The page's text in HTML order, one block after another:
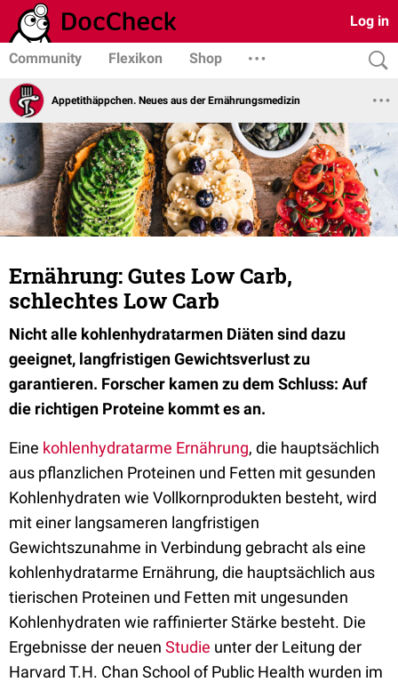
Log in
Community Flexikon Shop
Appetithäppchen. Neues aus der Ernährungsmedizin
Ernährung: Gutes Low Carb,
schlechtes Low Carb
Nicht alle kohlenhydratarmen Diäten sind dazu
geeignet, langfristigen Gewichtsverlust zu
garantieren. Forscher kamen zu dem Schluss: Auf
die richtigen Proteine kommt es an.
Eine kohlenhydratarme Ernährung, die hauptsächlich
aus pflanzlichen Proteinen und Fetten mit gesunden
Kohlenhydraten wie Vollkornprodukten besteht, wird
mit einer langsameren langfristigen
Gewichtszunahme in Verbindung gebracht als eine
kohlenhydratarme Ernährung, die hauptsächlich aus
tierischen Proteinen und Fetten mit ungesunden
Kohlenhydraten wie raffinierter Stärke besteht. Die
Ergebnisse der neuen Studie unter der Leitung der
Harvard T.H. Chan School of Public Health wurden im